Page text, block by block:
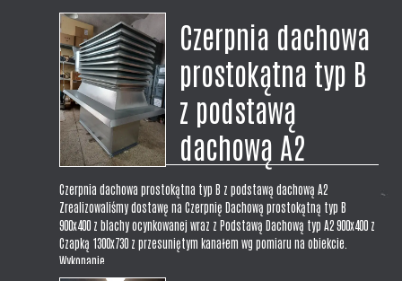
Czerpnia dachowa
prostokątna typ B
z podstawą
dachową A2
Czerpnia dachowa prostokątna typ B z podstawą dachową A2
Zrealizowaliśmy dostawę na Czerpnię Dachową prostokątną typ B
900x400 z blachy ocynkowanej wraz z Podstawą Dachową typ A2 900x400 z
Czapką 1300x730 z przesuniętym kanałem wg pomiaru na obiekcie.
Wykonanie...